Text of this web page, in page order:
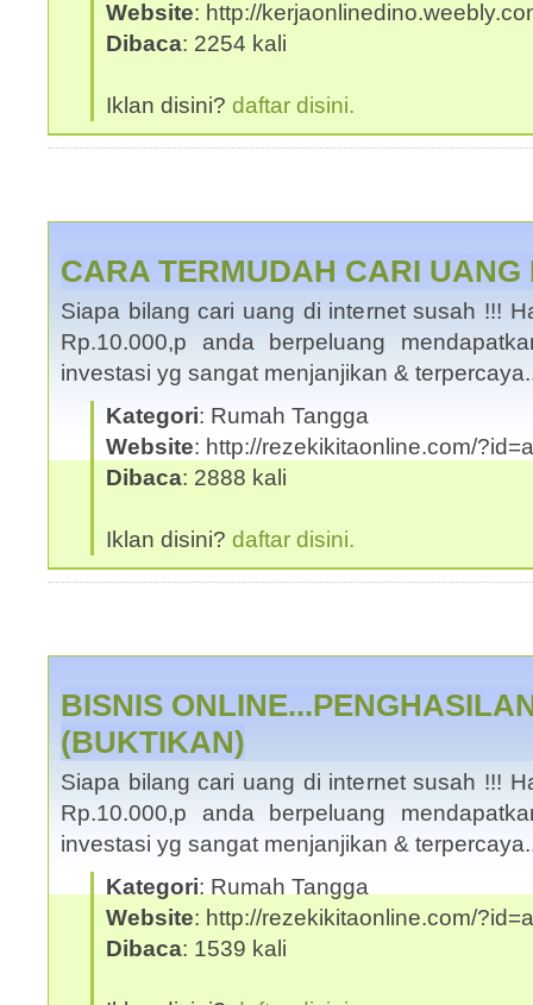
Website: http://
Dibaca: 2254 kali
Iklan disini? daftar disini.
CARA TERMUDAH CARI UANG
Siapa bilang cari uang di internet susah !!!
Rp.10.000,p anda berpeluang
investasi yg sangat menjanjikan &
Kategori: Rumah Tangga
Website: http://rezekikitaonline.com/
Dibaca: 2888 kali
Iklan disini? daftar disini.
BISNIS
(BUKTIKAN)
Siapa bilang cari uang di internet susah !!!
Rp.10.000,p anda berpeluang
investasi yg sangat menjanjikan &
Kategori: Rumah Tangga
Website: http://rezekikitaonline.com/
Dibaca: 1539 kali